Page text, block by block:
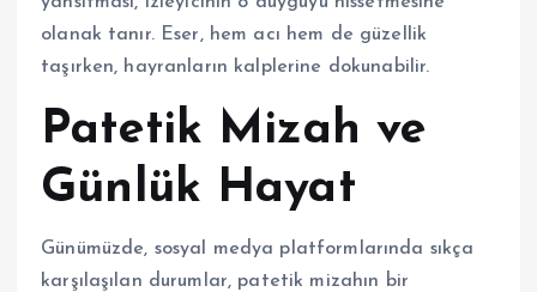
olanak tanır. Eser, hem acı hem de güzellik
taşırken, hayranların kalplerine dokunabilir.
Patetik Mizah ve
Günlük Hayat
Günümüzde, sosyal medya platformlarında sıkça
karşılaşılan durumlar, patetik mizahın bir